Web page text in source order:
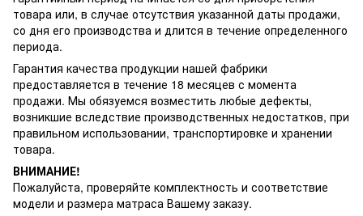
товара или, в случае отсутствия указанной даты продажи,
со дня его производства и длится в течение определенного
периода.
Гарантия качества продукции нашей фабрики
предоставляется в течение 18 месяцев с момента
продажи. Мы обязуемся возместить любые дефекты,
возникшие вследствие производственных недостатков, при
правильном использовании, транспортировке и хранении
товара.
ВНИМАНИЕ!
Пожалуйста, проверяйте комплектность и соответствие
модели и размера матраса Вашему заказу.